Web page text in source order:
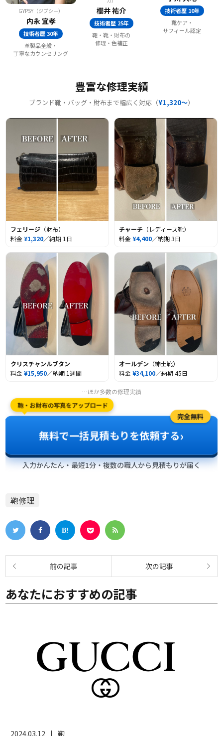
GYPSY（ジプシー）
内永 宜孝
技術者歴 30年
革製品全般・
丁寧なカウンセリング
櫻井 祐介
技術者歴 25年
鞄・靴・財布の
修理・色補正
技術者歴 10年
靴ケア・
サフィール認定
豊富な修理実績
ブランド靴・バッグ・財布まで幅広く対応（¥1,320〜）
フェリージ （財布）
料金¥1,320／納期 1日
チャーチ （レディース靴）
料金 ¥4,400／納期 3日
クリスチャンルブタン
料金¥15,950／納期 1週間
オールデン （紳士靴）
料金 ¥34,100／納期 45日
…ほか多数の修理実績
完全無料
無料で一括見積もりを依頼する›
鞄・お財布の写真をアップロード
入力かんたん・最短1分・複数の職人から見積もりが届く
鞄修理
あなたにおすすめの記事
2024.03.12 | 鞄